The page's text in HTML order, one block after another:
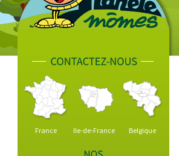
France Ile-de-France Belgique